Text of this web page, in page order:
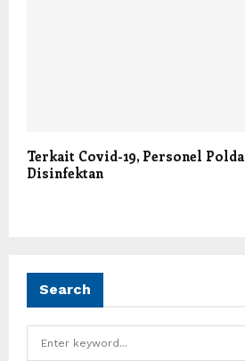
Terkait Covid-19, Personel
Disinfektan
Search